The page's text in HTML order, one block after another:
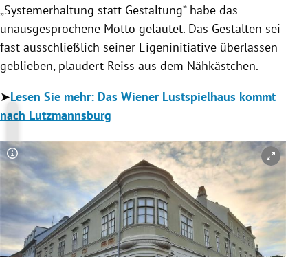
„Systemerhaltung statt Gestaltung“ habe das
unausgesprochene Motto gelautet. Das Gestalten sei
fast ausschließlich seiner Eigeninitiative überlassen
geblieben, plaudert Reiss aus dem Nähkästchen.
➤Lesen Sie mehr: Das Wiener Lustspielhaus kommt
nach Lutzmannsburg
Copyright-Hinweis öffnen/schließen